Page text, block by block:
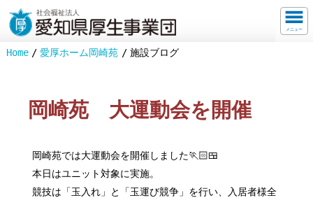
メニュー
Home 愛厚ホーム岡崎苑 施設ブログ
岡崎苑 大運動会を開催
岡崎苑では大運動会を開催しました🏃🏻🍱
本日はユニット対象に実施。
競技は「玉入れ」と「玉運び競争」を行い、入居者様全